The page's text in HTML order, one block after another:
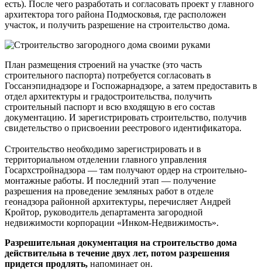
есть). После чего разработать и согласовать проект у главного
архитектора того района Подмосковья, где расположен
участок, и получить разрешение на строительство дома.
План размещения строений на участке (это часть
строительного паспорта) потребуется согласовать в
Госсанэпиднадзоре и Госпожарнадзоре, а затем предоставить в
отдел архитектуры и градостроительства, получить
строительный паспорт и всю входящую в его состав
документацию. И зарегистрировать строительство, получив
свидетельство о присвоении реестрового идентификатора.
Строительство необходимо зарегистрировать и в
территориальном отделении главного управления
Госархстройнадзора — там получают ордер на строительно-
монтажные работы. И последний этап — получение
разрешения на проведение земляных работ в отделе
геонадзора районной архитектуры, перечисляет Андрей
Кройтор, руководитель департамента загородной
недвижимости корпорации «Инком-Недвижимость».
Разрешительная документация на строительство дома
действительна в течение двух лет, потом разрешения
придется продлять, напоминает он.